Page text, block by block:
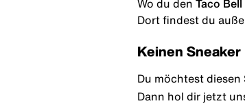
Wo du den Taco
Dort findest du
Keinen
Du möchtest diesen
Dann hol dir jetzt